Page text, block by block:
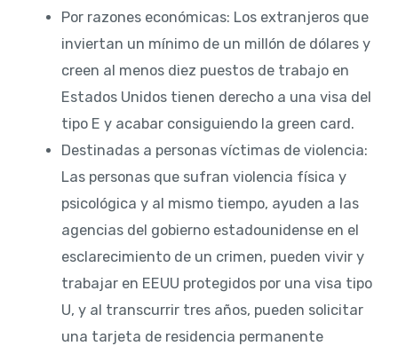
Por razones económicas: Los extranjeros que
inviertan un mínimo de un millón de dólares y
creen al menos diez puestos de trabajo en
Estados Unidos tienen derecho a una visa del
tipo E y acabar consiguiendo la green card.
Destinadas a personas víctimas de violencia:
Las personas que sufran violencia física y
psicológica y al mismo tiempo, ayuden a las
agencias del gobierno estadounidense en el
esclarecimiento de un crimen, pueden vivir y
trabajar en EEUU protegidos por una visa tipo
U, y al transcurrir tres años, pueden solicitar
una tarjeta de residencia permanente